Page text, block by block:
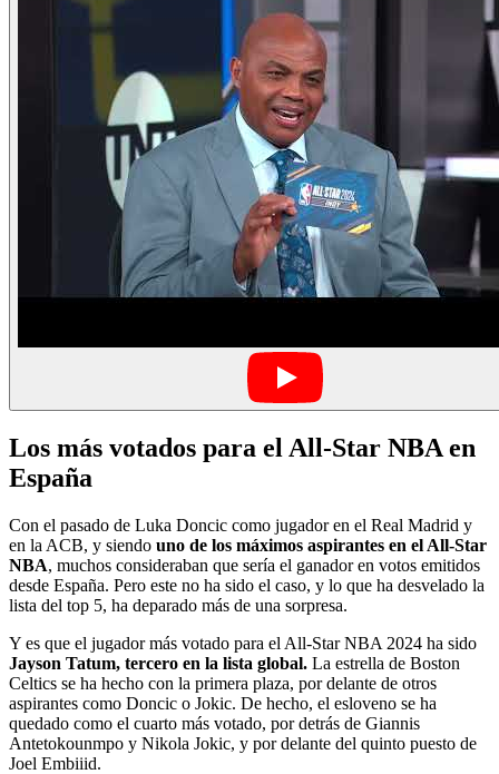
Los más votados para el All-Star NBA en
España
Con el pasado de Luka Doncic como jugador en el Real Madrid y
en la ACB, y siendo uno de los máximos aspirantes en el All-Star
NBA, muchos consideraban que sería el ganador en votos emitidos
desde España. Pero este no ha sido el caso, y lo que ha desvelado la
lista del top 5, ha deparado más de una sorpresa.
Y es que el jugador más votado para el All-Star NBA 2024 ha sido
Jayson Tatum, tercero en la lista global. La estrella de Boston
Celtics se ha hecho con la primera plaza, por delante de otros
aspirantes como Doncic o Jokic. De hecho, el esloveno se ha
quedado como el cuarto más votado, por detrás de Giannis
Antetokounmpo y Nikola Jokic, y por delante del quinto puesto de
Joel Embiiid.